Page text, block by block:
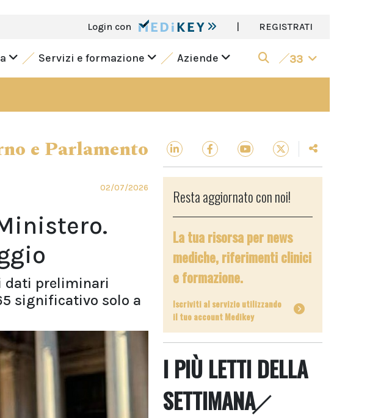
Login con | REGISTRATI
Servizi e formazione Aziende 33
e Parlamento
02/07/2026
dati preliminari
significativo solo a
Resta aggiornato con noi!
La tua risorsa per news
mediche, riferimenti clinici
e formazione.
Iscriviti al servizio utilizzando
il tuo account Medikey
I PIÙ LETTI DELLA
SETTIMANA